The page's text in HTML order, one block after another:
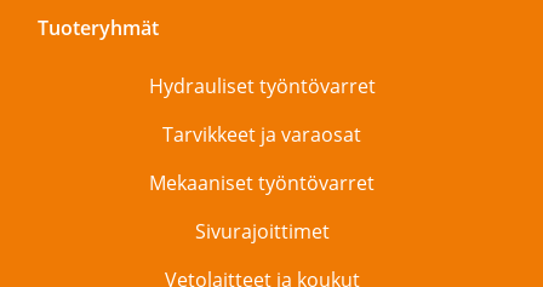
Tuoteryhmät
Hydrauliset työntövarret
Tarvikkeet ja varaosat
Mekaaniset työntövarret
Sivurajoittimet
Vetolaitteet ja koukut